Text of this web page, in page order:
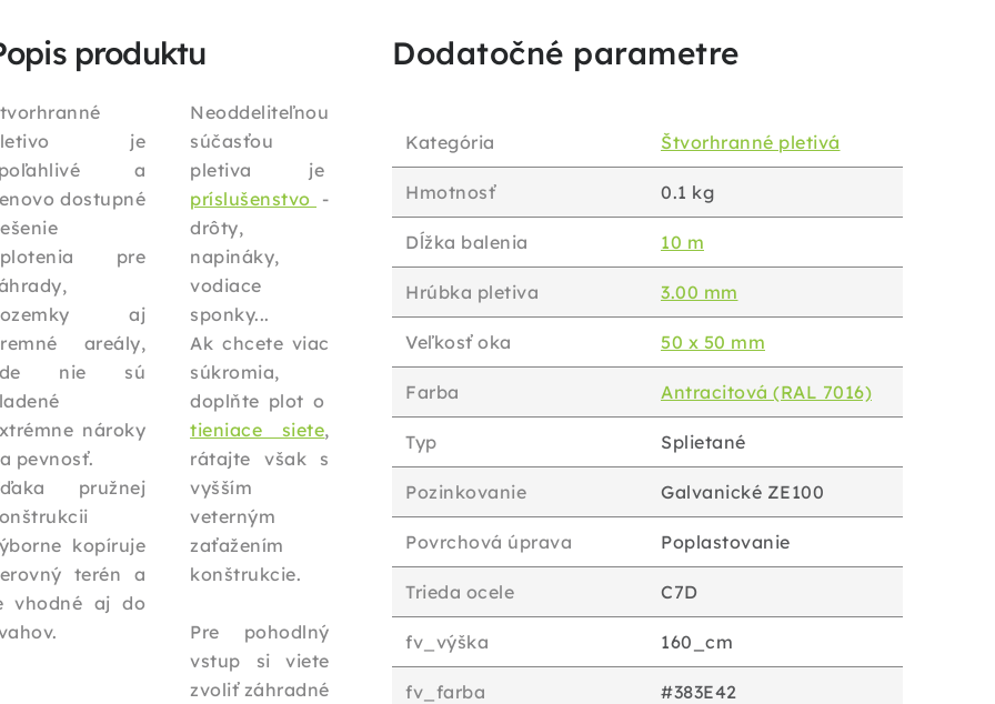
produktu
je
a
dostupné
pre
aj
areály,
nie sú
nároky
pevnosť.
pružnej
kopíruje
terén a
vhodné aj do
Neoddeliteľnou
súčasťou
pletiva je
príslušenstvo -
drôty,
napináky,
vodiace
sponky...
Ak chcete viac
súkromia,
doplňte plot o
tieniace siete,
rátajte však s
vyšším
veterným
zaťažením
konštrukcie.
Pre pohodlný
vstup si viete
zvoliť záhradné
Dodatočné parametre
Kategória Štvorhranné pletivá
Hmotnosť 0.1 kg
Dĺžka balenia 10 m
Hrúbka pletiva 3.00 mm
Veľkosť oka 50 x 50 mm
Farba Antracitová (RAL 7016)
Typ Splietané
Pozinkovanie Galvanické ZE100
Povrchová úprava Poplastovanie
Trieda ocele C7D
fv_výška 160_cm
fv_farba #383E42